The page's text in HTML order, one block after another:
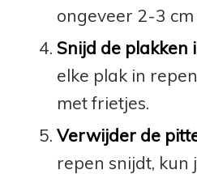
ongeveer 2-3 cm
Snijd de plakken
elke plak in
met frietjes.
Verwijder de
repen snijdt, kun